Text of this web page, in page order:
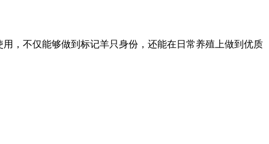
，不仅能够做到标记羊只身份，还能在日常养殖上做到优质